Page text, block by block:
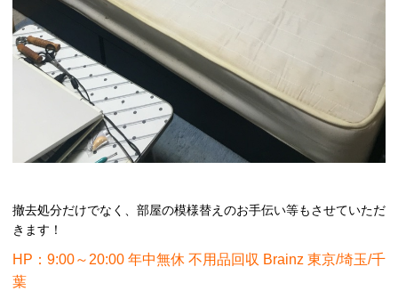
撤去処分だけでなく、部屋の模様替えのお手伝い等もさせていただ
きます！
HP：9:00～20:00 年中無休 不用品回収 Brainz 東京/埼玉/千
葉